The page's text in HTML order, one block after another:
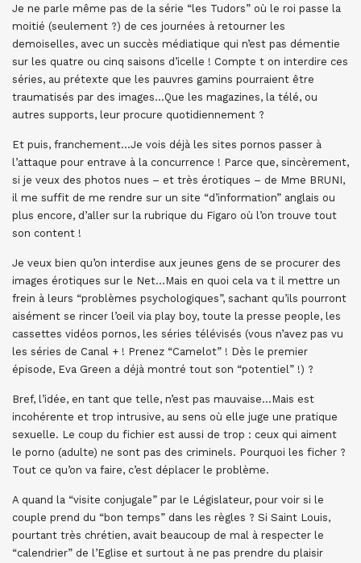
Je ne parle même pas de la série “les Tudors” où le roi passe la
moitié (seulement ?) de ces journées à retourner les
demoiselles, avec un succès médiatique qui n’est pas démentie
sur les quatre ou cinq saisons d’icelle ! Compte t on interdire ces
séries, au prétexte que les pauvres gamins pourraient être
traumatisés par des images…Que les magazines, la télé, ou
autres supports, leur procure quotidiennement ?
Et puis, franchement…Je vois déjà les sites pornos passer à
l’attaque pour entrave à la concurrence ! Parce que, sincèrement,
si je veux des photos nues – et très érotiques – de Mme BRUNI,
il me suffit de me rendre sur un site “d’information” anglais ou
plus encore, d’aller sur la rubrique du Figaro où l’on trouve tout
son content !
Je veux bien qu’on interdise aux jeunes gens de se procurer des
images érotiques sur le Net…Mais en quoi cela va t il mettre un
frein à leurs “problèmes psychologiques”, sachant qu’ils pourront
aisément se rincer l’oeil via play boy, toute la presse people, les
cassettes vidéos pornos, les séries télévisés (vous n’avez pas vu
les séries de Canal + ! Prenez “Camelot” ! Dès le premier
épisode, Eva Green a déjà montré tout son “potentiel” !) ?
Bref, l’idée, en tant que telle, n’est pas mauvaise…Mais est
incohérente et trop intrusive, au sens où elle juge une pratique
sexuelle. Le coup du fichier est aussi de trop : ceux qui aiment
le porno (adulte) ne sont pas des criminels. Pourquoi les ficher ?
Tout ce qu’on va faire, c’est déplacer le problème.
A quand la “visite conjugale” par le Législateur, pour voir si le
couple prend du “bon temps” dans les règles ? Si Saint Louis,
pourtant très chrétien, avait beaucoup de mal à respecter le
“calendrier” de l’Eglise et surtout à ne pas prendre du plaisir